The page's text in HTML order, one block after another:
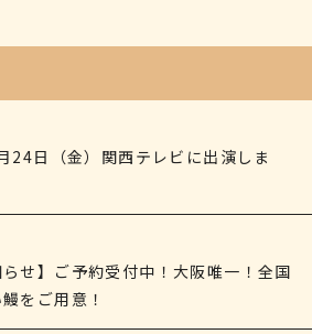
24日（金）関西テレビに出演しま
らせ】ご予約受付中！大阪唯一！全国
をご用意！